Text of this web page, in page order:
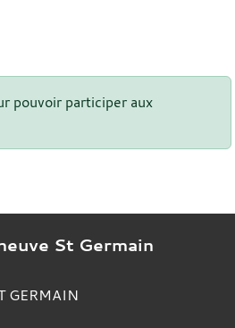
pouvoir participer aux
St Germain
GERMAIN